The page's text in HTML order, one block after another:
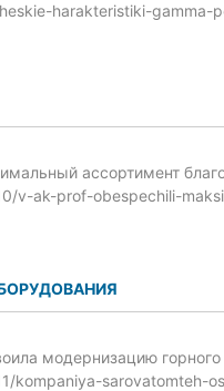
harakteristiki-
ассортимент
v-ak-prof-obespechili-
модернизацию
kompaniya-sarovatomteh-